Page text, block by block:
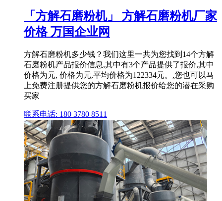
「方解石磨粉机」 方解石磨粉机厂家
价格 万国企业网
方解石磨粉机多少钱？我们这里一共为您找到14个方解
石磨粉机产品报价信息,其中有3个产品提供了报价,其中
价格为元, 价格为元,平均价格为122334元。,您也可以马
上免费注册提供您的方解石磨粉机报价给您的潜在采购
买家
联系电话: 180 3780 8511